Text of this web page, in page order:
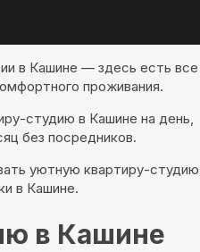
в Кашине — здесь есть все
проживания.
студию в Кашине на день,
без посредников.
уютную квартиру-студию
в Кашине.
в Кашине